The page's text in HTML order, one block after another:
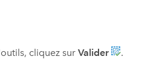
cliquez sur Valider .